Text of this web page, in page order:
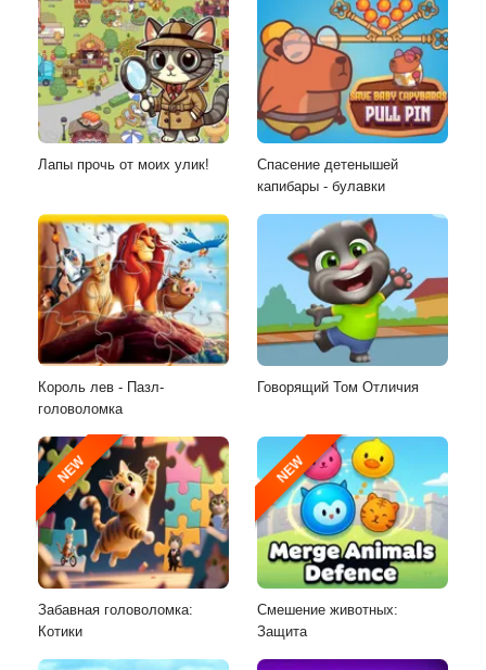
Лапы прочь от моих улик!
Спасение детенышей
капибары - булавки
Король лев - Пазл-
головоломка
Говорящий Том Отличия
NEW
Забавная головоломка:
Котики
NEW
Смешение животных:
Защита